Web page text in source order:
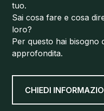
tuo.
Sai cosa fare e cosa
loro?
Per questo hai bisogno
approfondita.
CHIEDI